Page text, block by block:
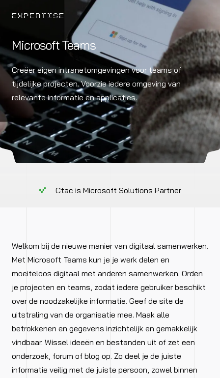
EXPERTISE
Microsoft Teams
Creëer eigen intranetomgevingen voor teams of
tijdelijke projecten. Voorzie iedere omgeving van
relevante informatie en applicaties.
Ctac is Microsoft Solutions Partner
Welkom bij de nieuwe manier van digitaal samenwerken.
Met Microsoft Teams kun je je werk delen en
moeiteloos digitaal met anderen samenwerken. Orden
je projecten en teams, zodat iedere gebruiker beschikt
over de noodzakelijke informatie. Geef de site de
uitstraling van de organisatie mee. Maak alle
betrokkenen en gegevens inzichtelijk en gemakkelijk
vindbaar. Wissel ideeën en bestanden uit of zet een
onderzoek, forum of blog op. Zo deel je de juiste
informatie veilig met de juiste persoon, zowel binnen